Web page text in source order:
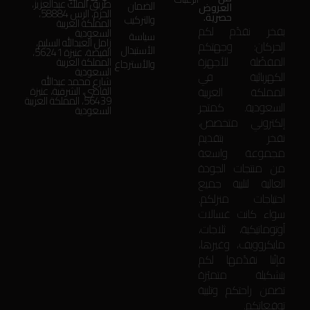
العروض
حصرية.
بفخر نقدّم لكم
الحركان: وجهتكم
المفضّلة للأجهزة
الكهربائية في
المملكة العربية
السعودية. كمتجر
إلكتروني متخصص،
نفخر بتقديم
مجموعة واسعة
من منتجات الجودة
العالية لتلبية جميع
احتياجات منزلكم.
سواء كانت غسالات
أوتوماتيكية، ثلاجات،
مايكروويف، وغيرها،
فإنّنا نقدّمها لكم
بتشكيلة متميّزة
تضمن راحتكم وتلبية
توقعاتكم.
الضمان
والتركيب
سياسة
الأستبدال
والأسترجاع
طريق الملك عبدالعزيز،
الحزم، الرس 58884،
المملكة العربية
السعودية
زامل العبدالله السليم،
الفيضة، عنيزة 56241،
المملكة العربية
السعودية
شارع محمد عبدالله
القاضي، الشرقية، عنيزة
56439، المملكة العربية
السعودية